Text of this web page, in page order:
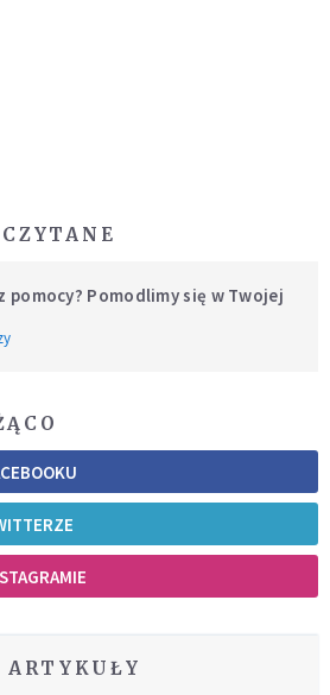
pomocy? Pomodlimy się w Twojej
ARTYKUŁY